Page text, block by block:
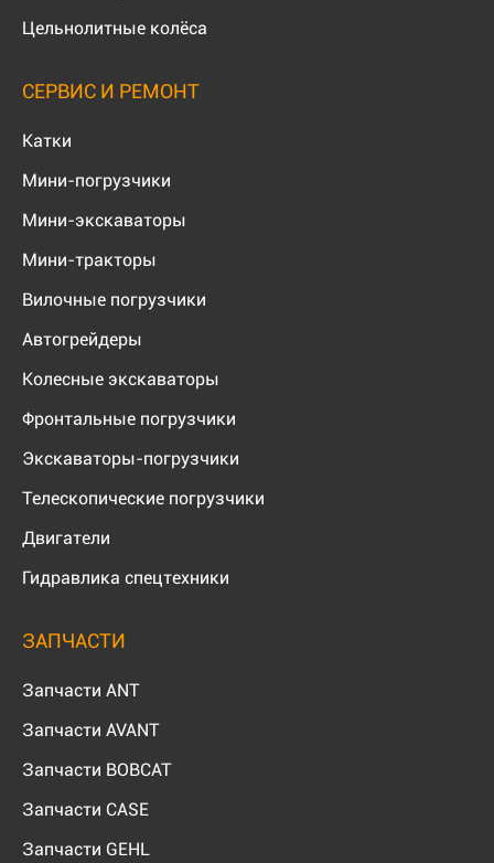
Цельнолитные колёса
СЕРВИС И РЕМОНТ
Катки
Мини-погрузчики
Мини-экскаваторы
Мини-тракторы
Вилочные погрузчики
Автогрейдеры
Колесные экскаваторы
Фронтальные погрузчики
Экскаваторы-погрузчики
Телескопические погрузчики
Двигатели
Гидравлика спецтехники
ЗАПЧАСТИ
Запчасти ANT
Запчасти AVANT
Запчасти BOBCAT
Запчасти CASE
Запчасти GEHL